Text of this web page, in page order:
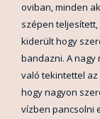
oviban, minden
szépen teljesített,
kiderült hogy
bandazni. A nagy
való tekintettel
hogy nagyon
vízben pancsolni